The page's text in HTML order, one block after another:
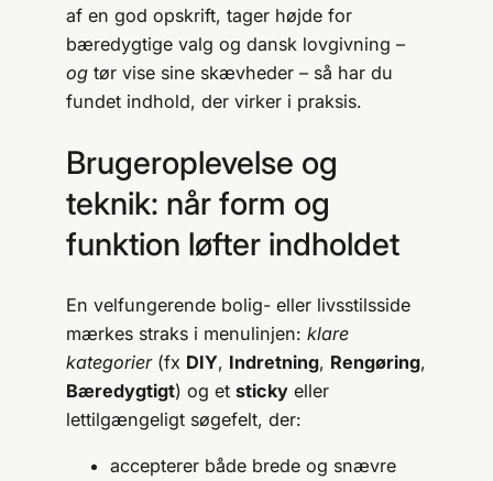
af en god opskrift, tager højde for
bæredygtige valg og dansk lovgivning –
og tør vise sine skævheder – så har du
fundet indhold, der virker i praksis.
Brugeroplevelse og
teknik: når form og
funktion løfter indholdet
En velfungerende bolig- eller livsstilsside
mærkes straks i menulinjen: klare
kategorier(fx DIY, Indretning, Rengøring,
Bæredygtigt) og et sticky eller
lettilgængeligt søgefelt, der:
accepterer både brede og snævre